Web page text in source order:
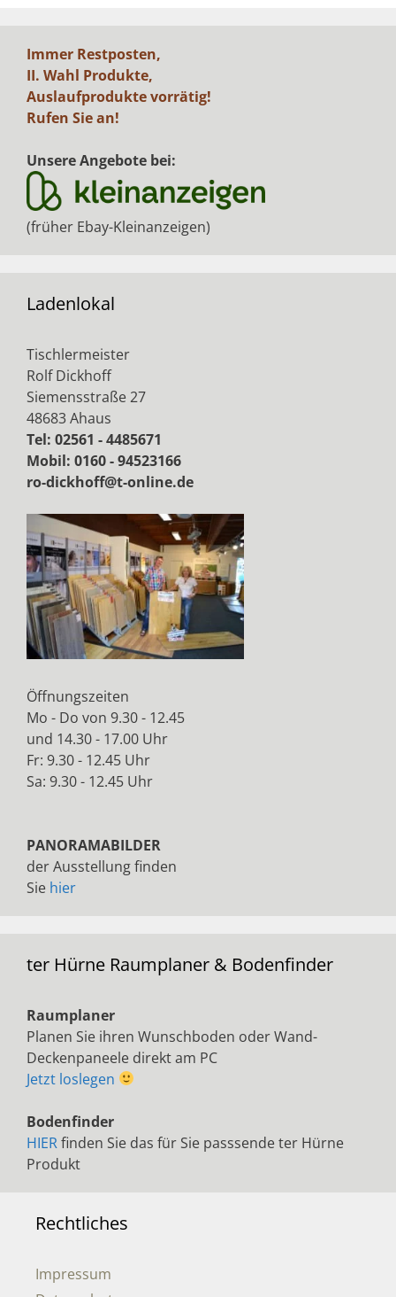
Immer Restposten,
II. Wahl Produkte,
Auslaufprodukte vorrätig!
Rufen Sie an!
Unsere Angebote bei:
(früher Ebay-Kleinanzeigen)
Ladenlokal
Tischlermeister
Rolf Dickhoff
Siemensstraße 27
48683 Ahaus
Tel: 02561 - 4485671
Mobil: 0160 - 94523166
ro-dickhoff@t-online.de
Öffnungszeiten
Mo - Do von 9.30 - 12.45
und 14.30 - 17.00 Uhr
Fr: 9.30 - 12.45 Uhr
Sa: 9.30 - 12.45 Uhr
PANORAMABILDER
der Ausstellung finden
Sie hier
ter Hürne Raumplaner & Bodenfinder
Raumplaner
Planen Sie ihren Wunschboden oder Wand-
Deckenpaneele direkt am PC
Jetzt loslegen
Bodenfinder
HIERfinden Sie das für Sie passsende ter Hürne
Produkt
Rechtliches
Impressum